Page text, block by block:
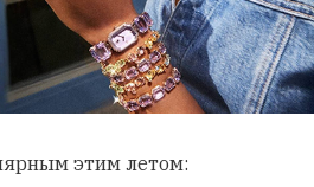
этим летом: